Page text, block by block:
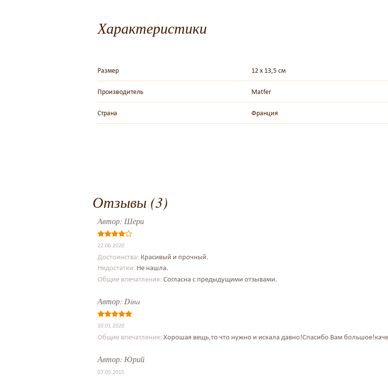
Характеристики
Размер 12 х 13,5 см
Производитель Matfer
Страна Франция
Отзывы (3)
Автор: Шери
22.06.2020
Достоинства: Красивый и прочный.
Недостатки: Не нашла.
Общие впечатления: Согласна с предыдущими отзывами.
Автор: Dina
20.01.2020
Общие впечатления: Хорошая вещь,то что нужно и искала давно!Спасибо Вам
Автор: Юрий
07.05.2015